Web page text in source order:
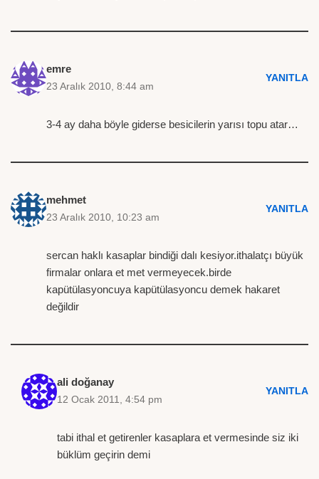
emre
23 Aralık 2010, 8:44 am
YANITLA
3-4 ay daha böyle giderse besicilerin yarısı topu atar…
mehmet
23 Aralık 2010, 10:23 am
YANITLA
sercan haklı kasaplar bindiği dalı kesiyor.ithalatçı büyük
firmalar onlara et met vermeyecek.birde
kapütülasyoncuya kapütülasyoncu demek hakaret
değildir
ali doğanay
12 Ocak 2011, 4:54 pm
YANITLA
tabi ithal et getirenler kasaplara et vermesinde siz iki
büklüm geçirin demi